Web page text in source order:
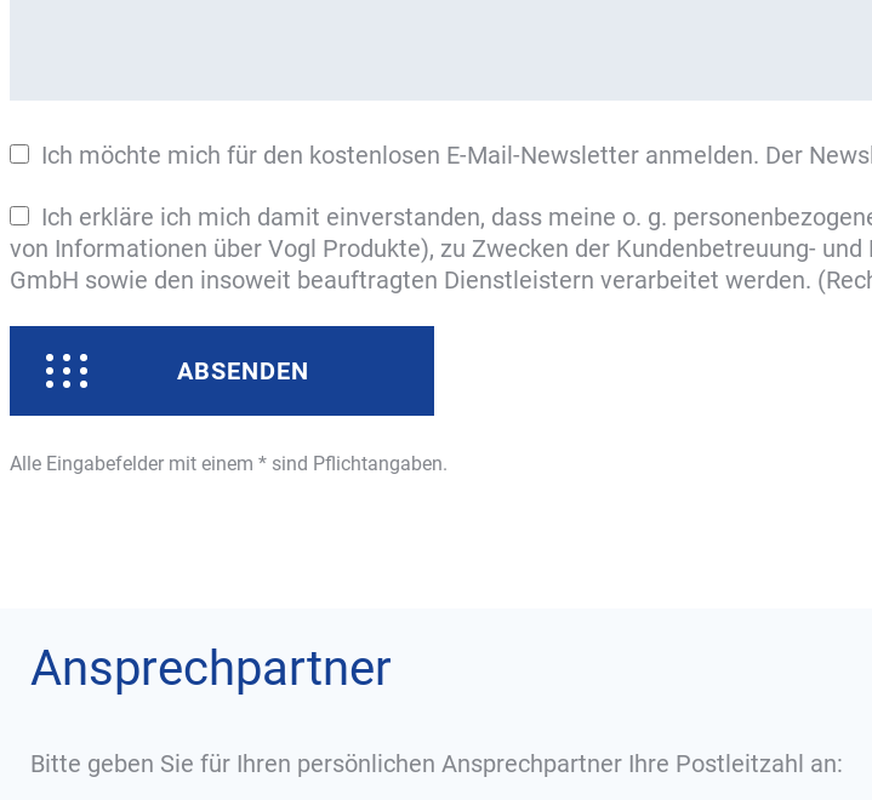
Ich möchte mich für den kostenlosen E-Mail-Newsletter anmelden. Der
Ich erkläre ich mich damit einverstanden, dass meine o. g.
von Informationen über Vogl Produkte), zu Zwecken der Kundenbetreuung-
GmbH sowie den insoweit beauftragten Dienstleistern verarbeitet werden.
ABSENDEN
Alle Eingabefelder mit einem * sind Pflichtangaben.
Ansprechpartner
Bitte geben Sie für Ihren persönlichen Ansprechpartner Ihre Postleitzahl an: